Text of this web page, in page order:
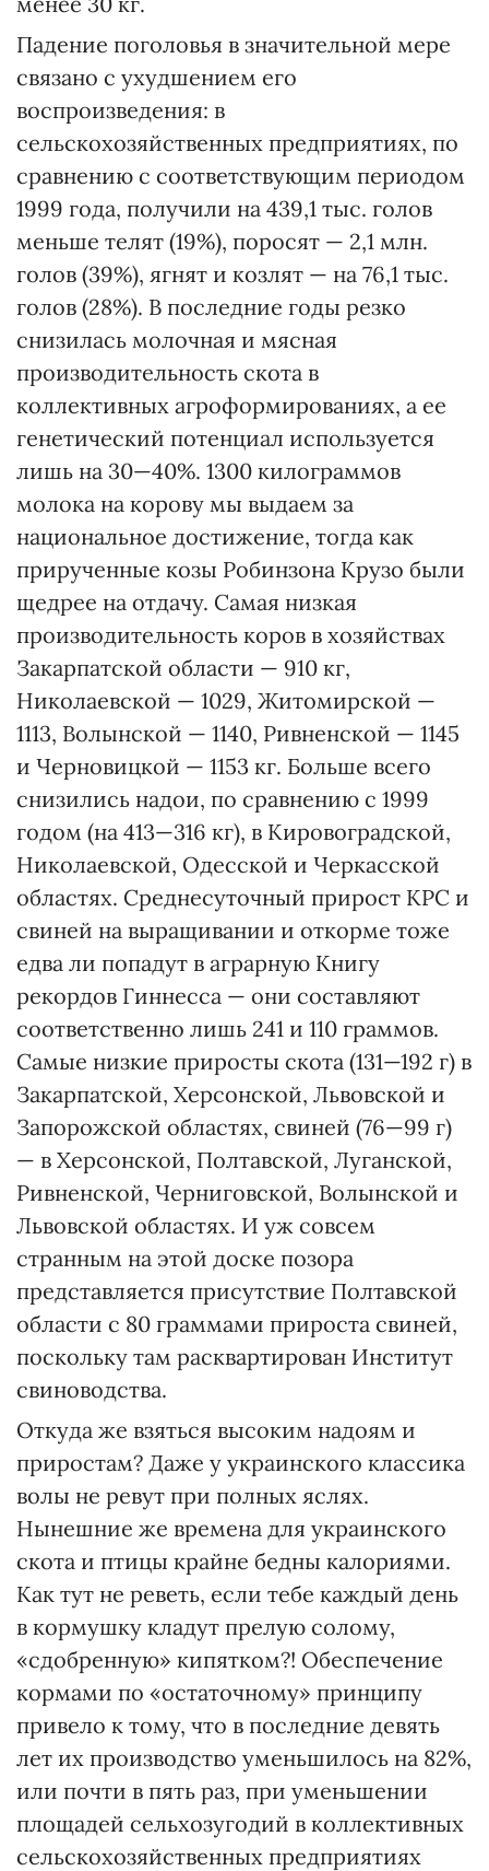
Падение поголовья в значительной мере
связано с ухудшением его
воспроизведения: в
сельскохозяйственных предприятиях, по
сравнению с соответствующим периодом
1999 года, получили на 439,1 тыс. голов
меньше телят (19%), поросят — 2,1 млн.
голов (39%), ягнят и козлят — на 76,1 тыс.
голов (28%). В последние годы резко
снизилась молочная и мясная
производительность скота в
коллективных агроформированиях, а ее
генетический потенциал используется
лишь на 30—40%. 1300 килограммов
молока на корову мы выдаем за
национальное достижение, тогда как
прирученные козы Робинзона Крузо были
щедрее на отдачу. Самая низкая
производительность коров в хозяйствах
Закарпатской области — 910 кг,
Николаевской — 1029, Житомирской —
1113, Волынской — 1140, Ривненской — 1145
и Черновицкой — 1153 кг. Больше всего
снизились надои, по сравнению с 1999
годом (на 413—316 кг), в Кировоградской,
Николаевской, Одесской и Черкасской
областях. Среднесуточный прирост КРС и
свиней на выращивании и откорме тоже
едва ли попадут в аграрную Книгу
рекордов Гиннесса — они составляют
соответственно лишь 241 и 110 граммов.
Самые низкие приросты скота (131—192 г) в
Закарпатской, Херсонской, Львовской и
Запорожской областях, свиней (76—99 г)
— в Херсонской, Полтавской, Луганской,
Ривненской, Черниговской, Волынской и
Львовской областях. И уж совсем
странным на этой доске позора
представляется присутствие Полтавской
области с 80 граммами прироста свиней,
поскольку там расквартирован Институт
свиноводства.
Откуда же взяться высоким надоям и
приростам? Даже у украинского классика
волы не ревут при полных яслях.
Нынешние же времена для украинского
скота и птицы крайне бедны калориями.
Как тут не реветь, если тебе каждый день
в кормушку кладут прелую солому,
«сдобренную» кипятком?! Обеспечение
кормами по «остаточному» принципу
привело к тому, что в последние девять
лет их производство уменьшилось на 82%,
или почти в пять раз, при уменьшении
площадей сельхозугодий в коллективных
сельскохозяйственных предприятиях